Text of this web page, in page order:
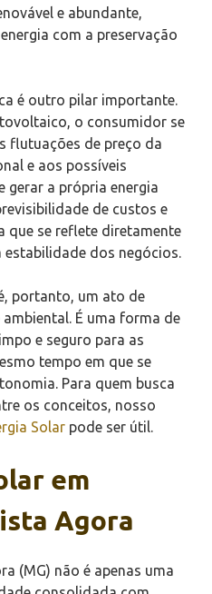
e abundante,
com a preservação
é outro pilar importante.
o consumidor se
flutuações de preço da
e aos possíveis
gerar a própria energia
de custos e
que se reflete diretamente
dos negócios.
portanto, um ato de
É uma forma de
e seguro para as
tempo em que se
Para quem busca
os conceitos, nosso
Solar pode ser útil.
em
Agora
(MG) não é apenas uma